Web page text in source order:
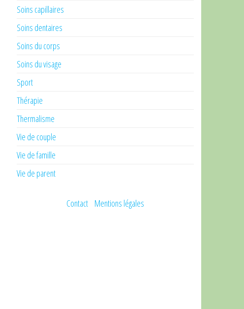
Soins capillaires
Soins dentaires
Soins du corps
Soins du visage
Sport
Thérapie
Thermalisme
Vie de couple
Vie de famille
Vie de parent
Contact Mentions légales